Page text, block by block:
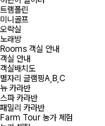
트램폴린
미니골프
오락실
노래방
Rooms 객실 안내
객실 안내
객실배치도
별자리 글램핑A,B,C
뉴 카라반
스파 카라반
패밀리 카라반
Farm Tour 농가 체험